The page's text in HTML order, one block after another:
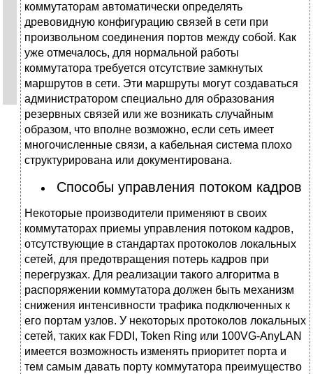
коммутаторам автоматически определять
древовидную конфигурацию связей в сети при
произвольном соединения портов между собой. Как
уже отмечалось, для нормальной работы
коммутатора требуется отсутствие замкнутых
маршрутов в сети. Эти маршруты могут создаваться
администратором специально для образования
резервных связей или же возникать случайным
образом, что вполне возможно, если сеть имеет
многочисленные связи, а кабельная система плохо
структурирована или документирована.
Способы управления потоком кадров
Некоторые производители применяют в своих
коммутаторах приемы управления потоком кадров,
отсутствующие в стандартах протоколов локальных
сетей, для предотвращения потерь кадров при
перегрузках. Для реализации такого алгоритма в
распоряжении коммутатора должен быть механизм
снижения интенсивности трафика подключенных к
его портам узлов. У некоторых протоколов локальных
сетей, таких как FDDI, Token Ring или 100VG-AnyLAN
имеется возможность изменять приоритет порта и
тем самым давать порту коммутатора преимущество